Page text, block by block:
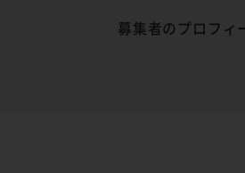
募集者のプロフィ